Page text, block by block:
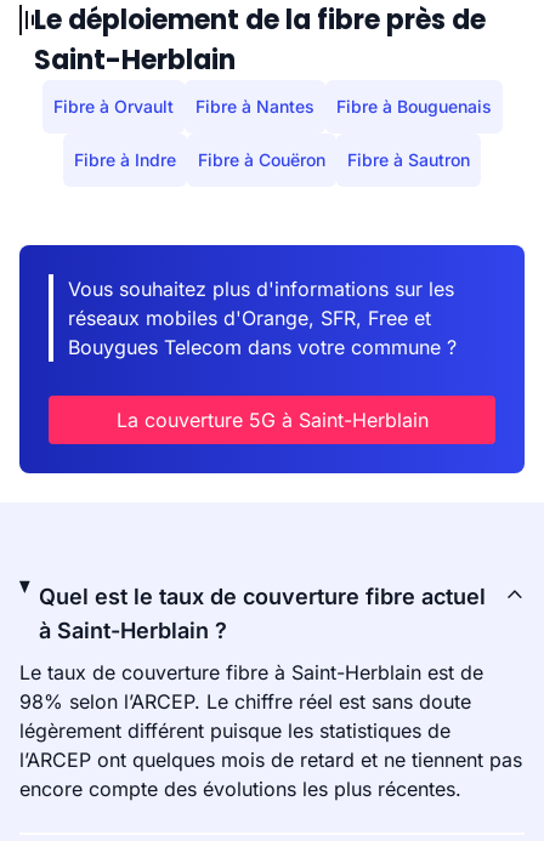
Le déploiement de la fibre près de
Saint-Herblain
Fibre à Orvault Fibre à Nantes Fibre à Bouguenais
Fibre à Indre Fibre à Couëron Fibre à Sautron
Vous souhaitez plus d'informations sur les
réseaux mobiles d'Orange, SFR, Free et
Bouygues Telecom dans votre commune ?
La couverture 5G à Saint-Herblain
Quel est le taux de couverture fibre actuel
à Saint-Herblain ?
Le taux de couverture fibre à Saint-Herblain est de
98% selon l’ARCEP. Le chiffre réel est sans doute
légèrement différent puisque les statistiques de
l’ARCEP ont quelques mois de retard et ne tiennent pas
encore compte des évolutions les plus récentes.